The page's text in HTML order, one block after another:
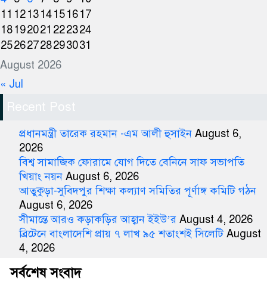
August 2026
11 121314151617
18192021 222324
25262728293031
« Jul
Recent Post
প্রধানমন্ত্রী তারেক রহমান -এম আলী হুসাইন August 6,
2026
বিশ্ব সামাজিক ফোরামে যোগ দিতে বেনিনে সাফ সভাপতি
খিয়াং নয়ন August 6, 2026
আতুকুড়া-সুবিদপুর শিক্ষা কল্যাণ সমিতির পূর্ণাঙ্গ কমিটি গঠন
August 6, 2026
সীমান্তে আরও কড়াকড়ির আহ্বান ইইউ’র August 4, 2026
ব্রিটেনে বাংলাদেশি প্রায় ৭ লাখ ৯৫ শতাংশই সিলেটি August
4, 2026
সর্বশেষ সংবাদ